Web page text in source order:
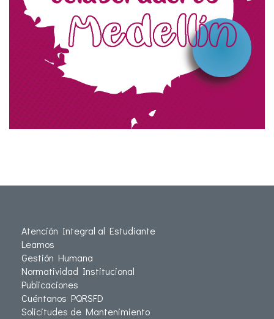
Atención Integral al Estudiante
Leamos
Gestión Humana
Normatividad Institucional
Publicaciones
Cuéntanos PQRSFD
Solicitudes de Mantenimiento